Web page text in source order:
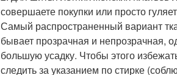
совершаете покупки или просто
Самый распространенный вариант
бывает прозрачная и непрозрачная,
большую усадку. Чтобы этого
следить за указанием по стирке